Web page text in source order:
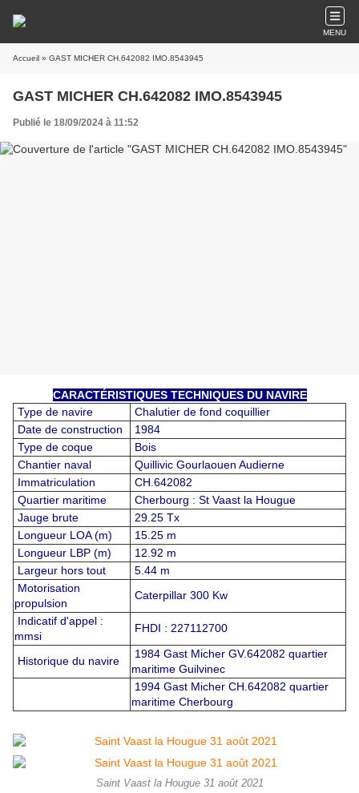
MENU
Accueil » GAST MICHER CH.642082 IMO.8543945
GAST MICHER CH.642082 IMO.8543945
Publié le 18/09/2024 à 11:52
CARACTÉRISTIQUES TECHNIQUES DU NAVIRE
Type de navire
Chalutier de fond coquillier
Date de construction
1984
Type de coque
Bois
Chantier naval
Quillivic Gourlaouen Audierne
Immatriculation
CH.642082
Quartier maritime
Cherbourg : St Vaast la Hougue
Jauge brute
29.25 Tx
Longueur LOA (m)
15.25 m
Longueur LBP (m)
12.92 m
Largeur hors tout
5.44 m
Motorisation
propulsion
Caterpillar 300 Kw
Indicatif d'appel :
mmsi
FHDI : 227112700
Historique du navire
1984 Gast Micher GV.642082 quartier
maritime Guilvinec
1994 Gast Micher CH.642082 quartier
maritime Cherbourg
Saint Vaast la Hougue 31 août 2021